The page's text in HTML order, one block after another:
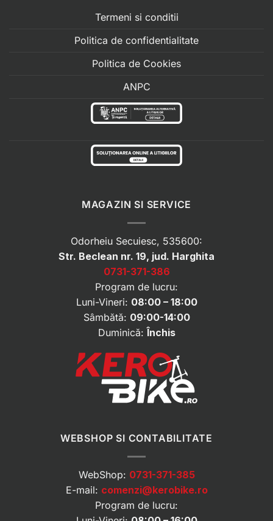
Termeni si conditii
Politica de confidentialitate
Politica de Cookies
ANPC
MAGAZIN SI SERVICE
Odorheiu Secuiesc, 535600:
Str. Beclean nr. 19, jud. Harghita
0731-371-386
Program de lucru:
Luni-Vineri: 08:00 – 18:00
Sâmbătă: 09:00-14:00
Duminică:Închis
WEBSHOP SI CONTABILITATE
WebShop: 0731-371-385
E-mail: comenzi@kerobike.ro
Program de lucru: